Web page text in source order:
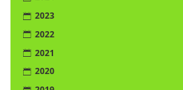
2023
2022
2021
2020